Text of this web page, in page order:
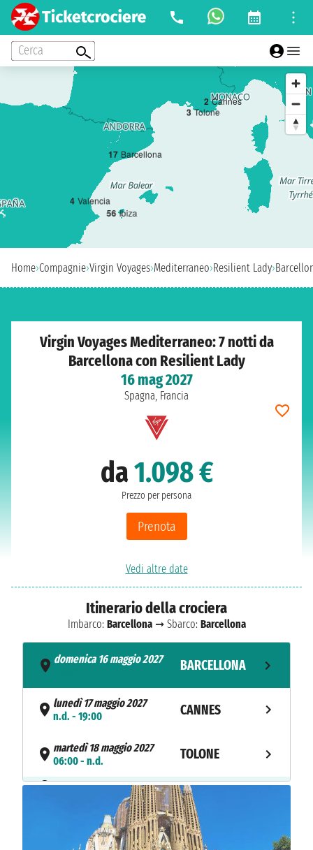
Cerca
17 Barcellona
2 Cannes
3 Tolone
4 Valencia
56 Ibiza
Home›Compagnie›Virgin Voyages›Mediterraneo›Resilient Lady›
Virgin Voyages Mediterraneo: 7 notti da
Barcellona con Resilient Lady
16 mag 2027
Spagna, Francia
da1.098 €
Prezzo per persona
Prenota
Vedi altre date
Itinerario della crociera
Imbarco: Barcellona➞ Sbarco: Barcellona
domenica 16 maggio 2027
BARCELLONA
lunedì 17 maggio 2027
n.d. - 19:00
CANNES
martedì 18 maggio 2027
06:00 - n.d.
TOLONE
mercoledì 19 maggio 2027 NAVIGAZIONE
giovedì 20 maggio 2027
06:00 - n.d.
VALENCIA